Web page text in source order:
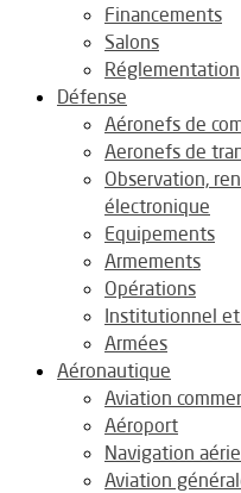
Financements
Salons
Réglementation
Défense
Aéronefs de
Aeronefs de
Observation,
électronique
Equipements
Armements
Opérations
Institutionnel
Armées
Aéronautique
Aviation
Aéroport
Navigation
Aviation